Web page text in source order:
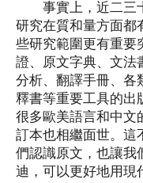
事實上，近二三
研究在質和量方面都
些研究範圍更有重要
證、原文字典、文法
分析、翻譯手冊、各
釋書等重要工具的出
很多歐美語言和中文
訂本也相繼面世。這
們認識原文，也讓我
迪，可以更好地用現